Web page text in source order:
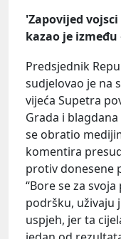
'Zapovijed
kazao je
Predsjednik
sudjelovao je na
vijeća Supetra
Grada i
se obratio
komentira
protiv donesene
“Bore se za
podršku, uživaju
uspjeh, jer ta